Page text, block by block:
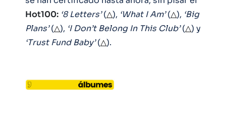
Hot100: ‘8 Letters’(△), ‘What I Am’(△), ‘Big
Plans’(△), ‘I Don’t Belong In This Club’(△) y
‘Trust Fund Baby’(△).